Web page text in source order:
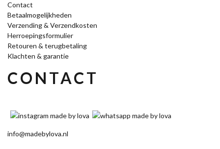
Contact
Betaalmogelijkheden
Verzending & Verzendkosten
Herroepingsformulier
Retouren & terugbetaling
Klachten & garantie
CONTACT
info@madebylova.nl